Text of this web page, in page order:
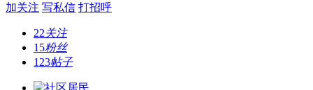
加关注 写私信 打招呼
22关注
15粉丝
123帖子